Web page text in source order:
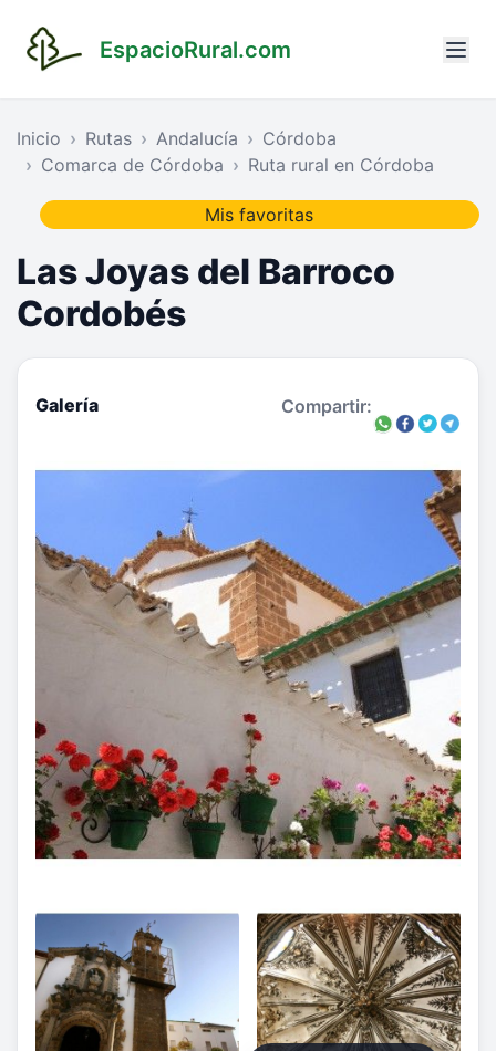
EspacioRural.com
Inicio Rutas Andalucía
Córdoba
Comarca de Córdoba
Ruta rural en Córdoba
Mis favoritas
Las Joyas del Barroco
Cordobés
Galería Compartir: